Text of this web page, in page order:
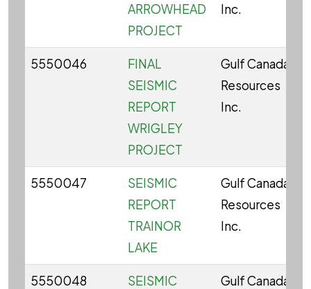
ARROWHEAD
PROJECT
Inc.
5550046
FINAL
SEISMIC
REPORT
WRIGLEY
PROJECT
Gulf Canada
Resources
Inc.
5550047
SEISMIC
REPORT
TRAINOR
LAKE
Gulf Canada
Resources
Inc.
5550048
SEISMIC
Gulf Canada